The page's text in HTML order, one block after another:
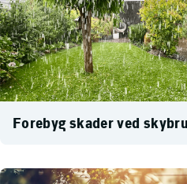
Forebyg skader ved